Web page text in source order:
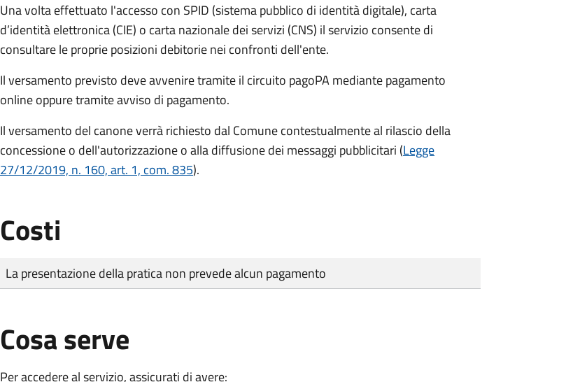
Una volta effettuato l'accesso con SPID (sistema pubblico di identità digitale), carta
d’identità elettronica (CIE) o carta nazionale dei servizi (CNS) il servizio consente di
consultare le proprie posizioni debitorie nei confronti dell'ente.
Il versamento previsto deve avvenire tramite il circuito pagoPA mediante pagamento
online oppure tramite avviso di pagamento.
Il versamento del canone verrà richiesto dal Comune contestualmente al rilascio della
concessione o dell'autorizzazione o alla diffusione dei messaggi pubblicitari (Legge
27/12/2019, n. 160, art. 1, com. 835).
Costi
Tipo di pagamento
Importo
La presentazione della pratica non prevede alcun pagamento
Cosa serve
Per accedere al servizio, assicurati di avere: